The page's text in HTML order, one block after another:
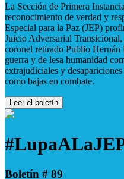
La Sección de Primera
reconocimiento de verdad y
Especial para la Paz (JEP)
Juicio Adversarial
coronel retirado Publio
guerra y de lesa humanidad
extrajudiciales y
como bajas en combate.
Leer el boletín
Boletín # 89